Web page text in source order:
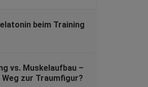
beim Training
vs. Muskelaufbau –
zur Traumfigur?